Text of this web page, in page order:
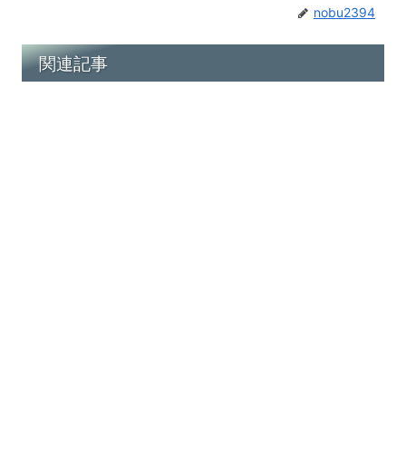
nobu2394
関連記事